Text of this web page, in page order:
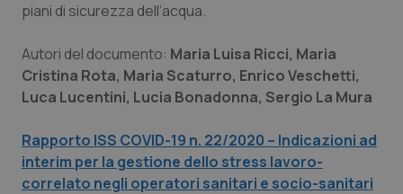
Valle D’Aosta
Oncodermatologia
Oncologia & Nutrizione
piani di sicurezza dell’acqua.
Autori del documento: Maria Luisa Ricci, Maria
Cristina Rota, Maria Scaturro, Enrico Veschetti,
Luca Lucentini, Lucia Bonadonna, Sergio La Mura
Rapporto ISS COVID-19 n. 22/2020 – Indicazioni ad
interim per la gestione dello stress lavoro-
correlato negli operatori sanitari e socio-sanitari